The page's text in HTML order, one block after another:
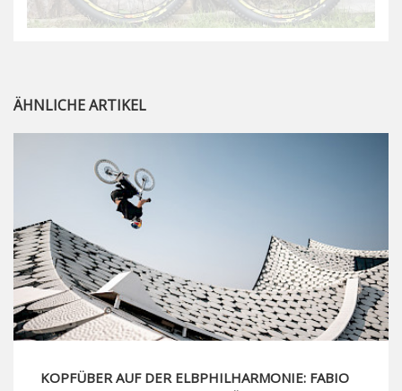
ÄHNLICHE ARTIKEL
KOPFÜBER AUF DER ELBPHILHARMONIE: FABIO